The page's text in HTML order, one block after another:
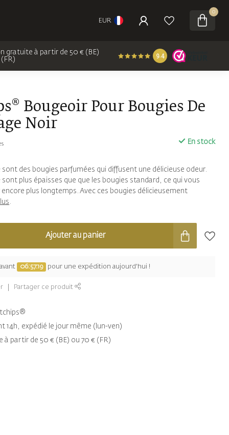
EUR
0
gratuite à partir de 50 € (BE)
9.4
Bougeoir Pour Bougies De
Noir
En stock
sont des bougies parfumées qui diffusent une délicieuse odeur.
sont plus épaisses que que les bougies standard, ce qui vous
plus longtemps. Avec ces bougies délicieusement
.
Ajouter au panier
06:57:18 pour une expédition aujourd'hui !
Partager ce produit
14h, expédié le jour même (lun-ven)
à partir de 50 € (BE) ou 70 € (FR)